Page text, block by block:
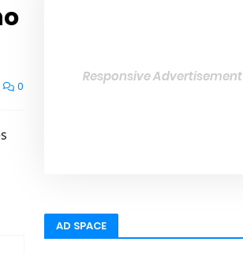
0
Responsive Advertisement
AD SPACE